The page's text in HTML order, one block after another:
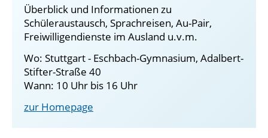
Überblick und Informationen zu
Schüleraustausch, Sprachreisen, Au-Pair,
Freiwilligendienste im Ausland u.v.m.
Wo: Stuttgart - Eschbach-Gymnasium, Adalbert-
Stifter-Straße 40
Wann: 10 Uhr bis 16 Uhr
zur Homepage